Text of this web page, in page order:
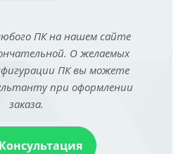
ПК на нашем сайте
О желаемых
ПК вы можете
при оформлении
заказа.
Консультация